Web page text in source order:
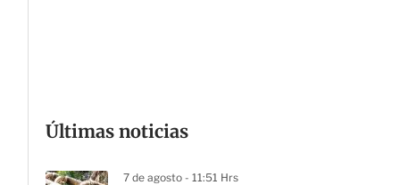
Últimas noticias
7 de agosto - 11:51 Hrs